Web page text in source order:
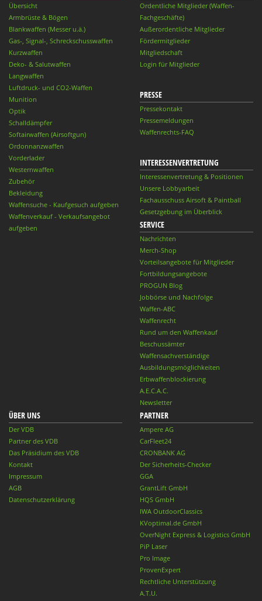
Übersicht
Armbrüste & Bögen
Blankwaffen (Messer u.ä.)
Gas-, Signal-, Schreckschusswaffen
Kurzwaffen
Deko- & Salutwaffen
Langwaffen
Luftdruck- und CO2-Waffen
Munition
Optik
Schalldämpfer
Softairwaffen (Airsoftgun)
Ordonnanzwaffen
Vorderlader
Westernwaffen
Zubehör
Bekleidung
Waffensuche - Kaufgesuch aufgeben
Waffenverkauf - Verkaufsangebot
aufgeben
Ordentliche Mitglieder (Waffen-
Fachgeschäfte)
Außerordentliche Mitglieder
Fördermitglieder
Mitgliedschaft
Login für Mitglieder
PRESSE
Pressekontakt
Pressemeldungen
Waffenrechts-FAQ
INTERESSENVERTRETUNG
Interessenvertretung & Positionen
Unsere Lobbyarbeit
Fachausschuss Airsoft & Paintball
Gesetzgebung im Überblick
SERVICE
Nachrichten
Merch-Shop
Vorteilsangebote für Mitglieder
Fortbildungsangebote
PROGUN Blog
Jobbörse und Nachfolge
Waffen-ABC
Waffenrecht
Rund um den Waffenkauf
Beschussämter
Waffensachverständige
Ausbildungsmöglichkeiten
Erbwaffenblockierung
A.E.C.A.C.
Newsletter
ÜBER UNS
Der VDB
Partner des VDB
Das Präsidium des VDB
Kontakt
Impressum
AGB
Datenschutzerklärung
PARTNER
Ampere AG
CarFleet24
CRONBANK AG
Der Sicherheits-Checker
GGA
GrantLift GmbH
HQS GmbH
IWA OutdoorClassics
KVoptimal.de GmbH
OverNight Express & Logistics GmbH
PiP Laser
Pro Image
ProvenExpert
Rechtliche Unterstützung
A.T.U.